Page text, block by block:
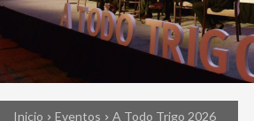
Inicio Eventos A Todo Trigo 2026